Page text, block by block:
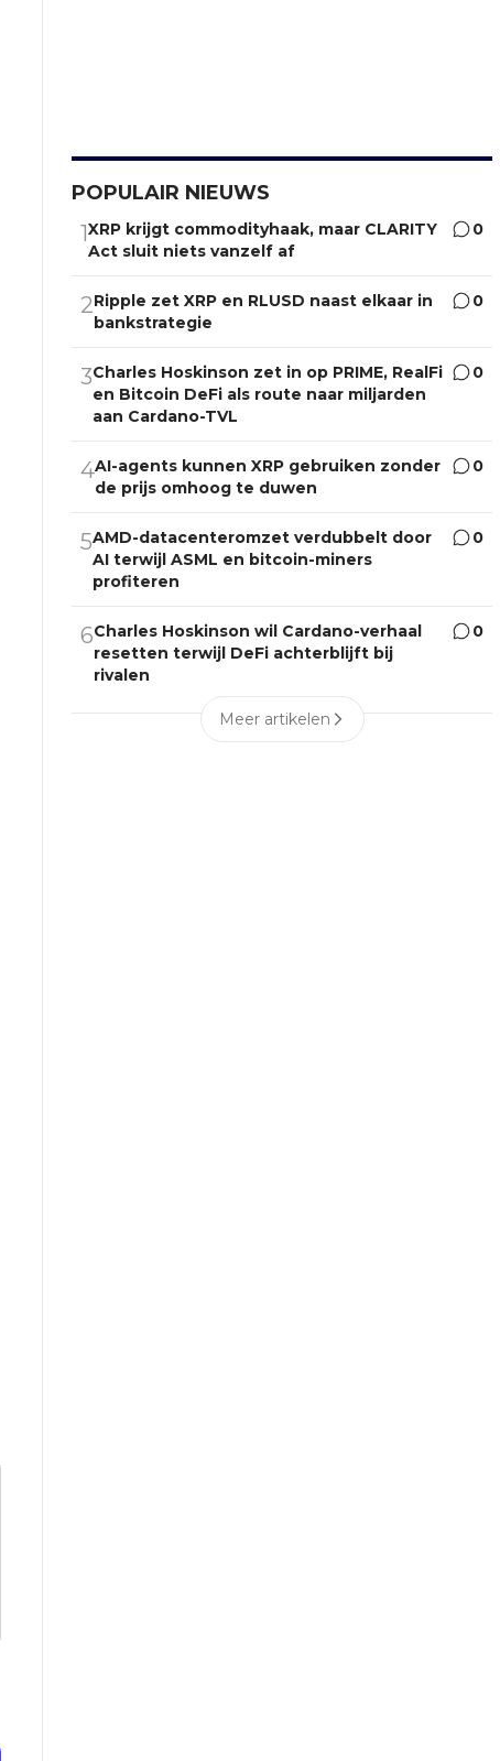
POPULAIR NIEUWS
1XRP krijgt commodityhaak, maar CLARITY
Act sluit niets vanzelf af
0
2Ripple zet XRP en RLUSD naast elkaar in
bankstrategie
0
3Charles Hoskinson zet in op PRIME, RealFi
en Bitcoin DeFi als route naar miljarden
aan Cardano-TVL
0
4AI-agents kunnen XRP gebruiken zonder
de prijs omhoog te duwen
0
5AMD-datacenteromzet verdubbelt door
AI terwijl ASML en bitcoin-miners
profiteren
0
6Charles Hoskinson wil Cardano-verhaal
resetten terwijl DeFi achterblijft bij
rivalen
0
Meer artikelen